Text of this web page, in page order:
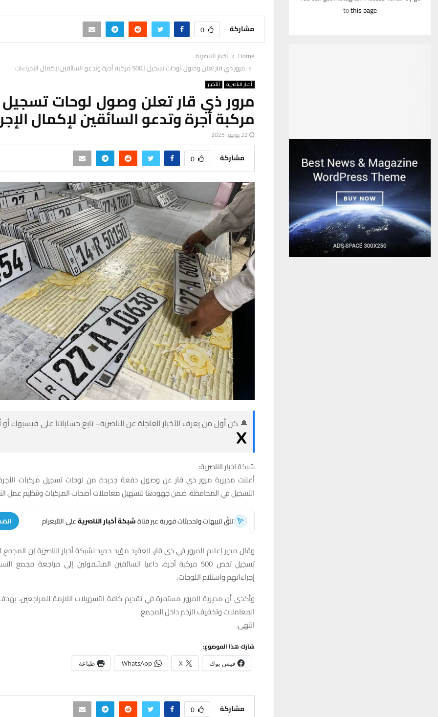
مشاركة 0
Home
أخبار الناصرية
مرور ذي قار تعلن وصول لوحات تسجيل لـ500 مركبة أجرة وتدعو السائقين لإكمال الإجراءات
أخبار الناصرية ألأخبار
مركبة أجرة وتدعو السائقين لإكمال
22 يونيو، 2025
مشاركة 0
🔔 كن أول من يعرف الأخبار العاجلة عن الناصرية– تابع حساباتنا على فيسبوك
شبكة اخبار الناصرية:
أعلنت مديرية مرور ذي قار عن وصول دفعة جديدة من لوحات تسجيل مركبات
التسجيل في المحافظة، ضمن جهودها لتسهيل معاملات أصحاب المركبات وتنظيم عمل
تلقَّ تنبيهات وتحديثات فورية عبر قناةشبكة أخبار الناصريةعلى التليغرام
وقال مدير إعلام المرور في ذي قار، العقيد مؤيد حميد لشبكة أخبار الناصرية إن
تسجيل تخص 500 مركبة أجرة، داعيا السائقين المشمولين إلى مراجعة مجمع
إجراءاتهم واستلام اللوحات.
وأكدي أن مديرية المرور مستمرة في تقديم كافة التسهيلات اللازمة للمراجعين،
المعاملات وتخفيف الزخم داخل المجمع.
انتهى.
شارك هذا الموضوع:
فيس بوك X
WhatsApp طباعة
مشاركة 0
tothis page